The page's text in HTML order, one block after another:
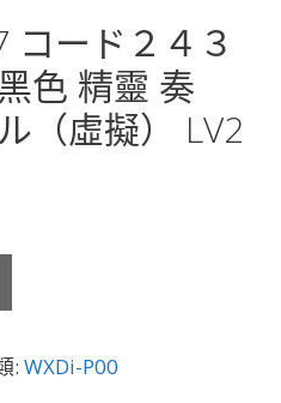
コード２４３
色 精靈 奏
（虛擬） LV2
: WXDi-P00